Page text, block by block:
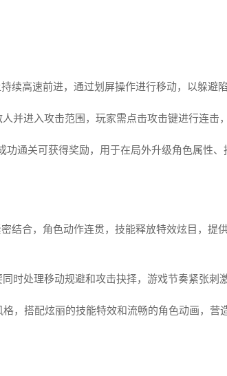
续高速前进，通过划屏操作进行移动，以躲避
并进入攻击范围，玩家需点击攻击键进行连击
通关可获得奖励，用于在局外升级角色属性、
结合，角色动作连贯，技能释放特效炫目，提
时处理移动规避和攻击抉择，游戏节奏紧张刺
，搭配炫丽的技能特效和流畅的角色动画，营